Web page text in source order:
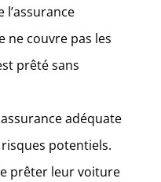
l’assurance
ne couvre pas les
prêté sans
adéquate
potentiels.
prêter leur voiture